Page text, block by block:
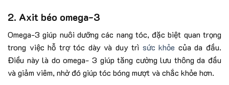
2. Axit béo omega-3
Omega-3 giúp nuôi dưỡng các nang tóc, đặc biệt quan trọng
trong việc hỗ trợ tóc dày và duy trì sức khỏe của da đầu.
Điều này là do omega- 3 giúp tăng cường lưu thông da đầu
và giảm viêm, nhờ đó giúp tóc bóng mượt và chắc khỏe hơn.